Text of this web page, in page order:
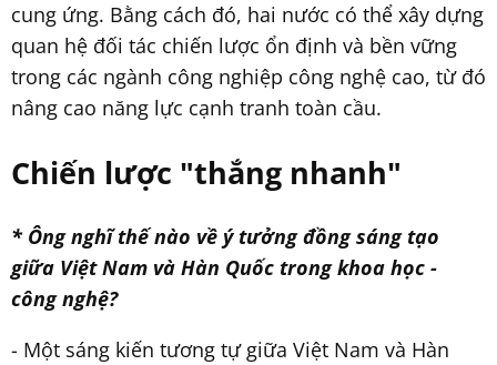
cung ứng. Bằng cách đó, hai nước có thể xây dựng
quan hệ đối tác chiến lược ổn định và bền vững
trong các ngành công nghiệp công nghệ cao, từ đó
nâng cao năng lực cạnh tranh toàn cầu.
Chiến lược "thắng nhanh"
* Ông nghĩ thế nào về ý tưởng đồng sáng tạo
giữa Việt Nam và Hàn Quốc trong khoa học -
công nghệ?
- Một sáng kiến tương tự giữa Việt Nam và Hàn